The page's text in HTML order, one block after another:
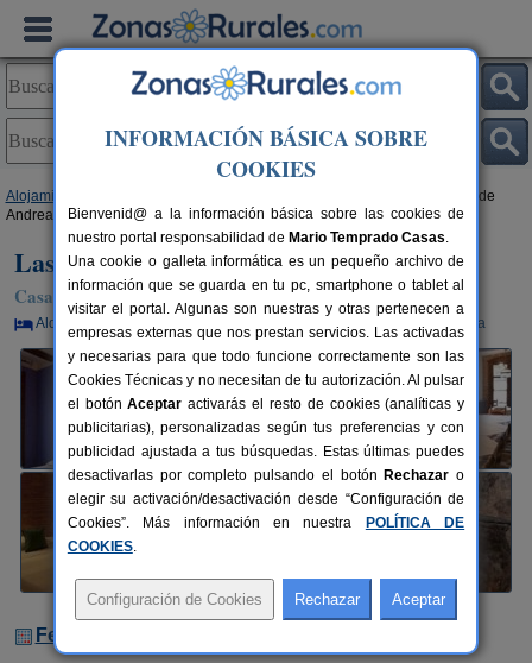
Alojamientos
> Las Casas de
Andrea
Las Casas de Andrea
Casa Rural en Horche (Guadalajara)
Alquiler por habitaciones 2-18+2 plazas 12 km de Guadalajara
Fechas Libres
INFORMACIÓN BÁSICA SOBRE
COOKIES
Bienvenid@ a la información básica sobre las cookies de
nuestro portal responsabilidad de Mario Temprado Casas.
Una cookie o galleta informática es un pequeño archivo de
información que se guarda en tu pc, smartphone o tablet al
visitar el portal. Algunas son nuestras y otras pertenecen a
empresas externas que nos prestan servicios. Las activadas
y necesarias para que todo funcione correctamente son las
Cookies Técnicas y no necesitan de tu autorización. Al pulsar
el botónAceptar activarás el resto de cookies (analíticas y
publicitarias), personalizadas según tus preferencias y con
publicidad ajustada a tus búsquedas. Estas últimas puedes
desactivarlas por completo pulsando el botón Rechazar o
elegir su activación/desactivación desde “Configuración de
Cookies”. Más información en nuestra
POLÍTICA DE
COOKIES.